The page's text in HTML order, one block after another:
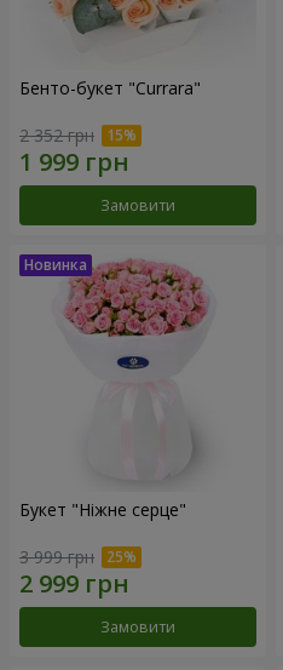
Бенто-букет "Currara"
2 352 грн
Замовити
Букет "Ніжне серце"
3 999 грн
Замовити